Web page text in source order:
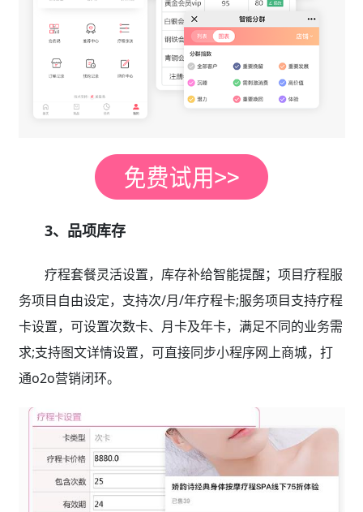
3、品项库存
疗程套餐灵活设置，库存补给智能提醒；项目疗程服
务项目自由设定，支持次/月/年疗程卡;服务项目支持疗程
卡设置，可设置次数卡、月卡及年卡，满足不同的业务需
求;支持图文详情设置，可直接同步小程序网上商城，打
通o2o营销闭环。